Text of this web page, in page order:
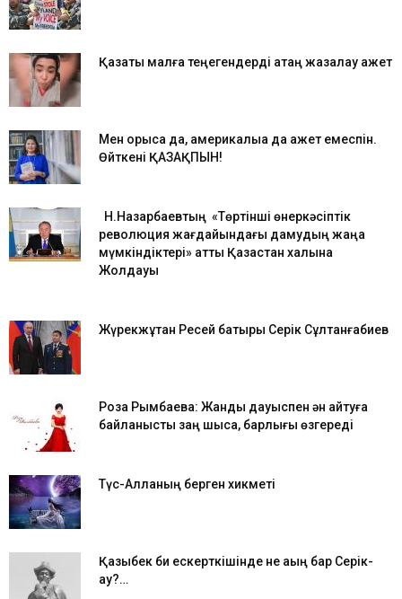
Қазақты малға теңегендерді қатаң жазалау қажет
Мен орысқа да, америкалыққа да қажет емеспін.
Өйткені ҚАЗАҚПЫН!
Н.Назарбаевтың «Төртінші өнеркәсіптік
революция жағдайындағы дамудың жаңа
мүмкіндіктері» атты Қазақстан халқына
Жолдауы
Жүрекжұтқан Ресей батыры Серік Сұлтанғабиев
Роза Рымбаева: Жанды дауыспен ән айтуға
байланысты заң шықса, барлығы өзгереді
Түс-Алланың берген хикметі
Қазыбек би ескерткішінде не ақың бар Серік-
ау?…